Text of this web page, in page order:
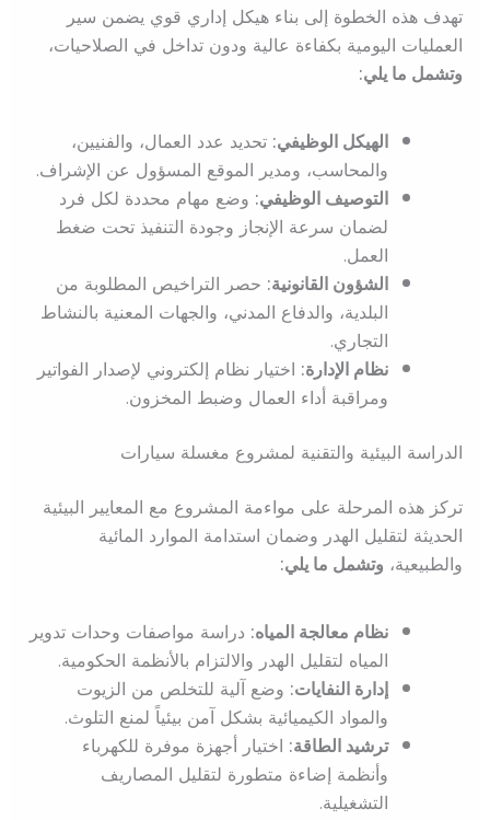
تهدف هذه الخطوة إلى بناء هيكل إداري قوي يضمن سير
العمليات اليومية بكفاءة عالية ودون تداخل في الصلاحيات،
وتشمل ما يلي:
الهيكل الوظيفي:تحديد عدد العمال، والفنيين،
والمحاسب، ومدير الموقع المسؤول عن الإشراف.
التوصيف الوظيفي:وضع مهام محددة لكل فرد
لضمان سرعة الإنجاز وجودة التنفيذ تحت ضغط
العمل.
الشؤون القانونية:حصر التراخيص المطلوبة من
البلدية، والدفاع المدني، والجهات المعنية بالنشاط
التجاري.
نظام الإدارة:اختيار نظام إلكتروني لإصدار الفواتير
ومراقبة أداء العمال وضبط المخزون.
الدراسة البيئية والتقنية لمشروع مغسلة سيارات
تركز هذه المرحلة على مواءمة المشروع مع المعايير البيئية
الحديثة لتقليل الهدر وضمان استدامة الموارد المائية
والطبيعية، وتشمل ما يلي:
نظام معالجة المياه:دراسة مواصفات وحدات تدوير
المياه لتقليل الهدر والالتزام بالأنظمة الحكومية.
إدارة النفايات:وضع آلية للتخلص من الزيوت
والمواد الكيميائية بشكل آمن بيئياً لمنع التلوث.
ترشيد الطاقة:اختيار أجهزة موفرة للكهرباء
وأنظمة إضاءة متطورة لتقليل المصاريف
التشغيلية.